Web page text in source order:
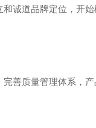
诚道品牌定位，开
善质量管理体系，